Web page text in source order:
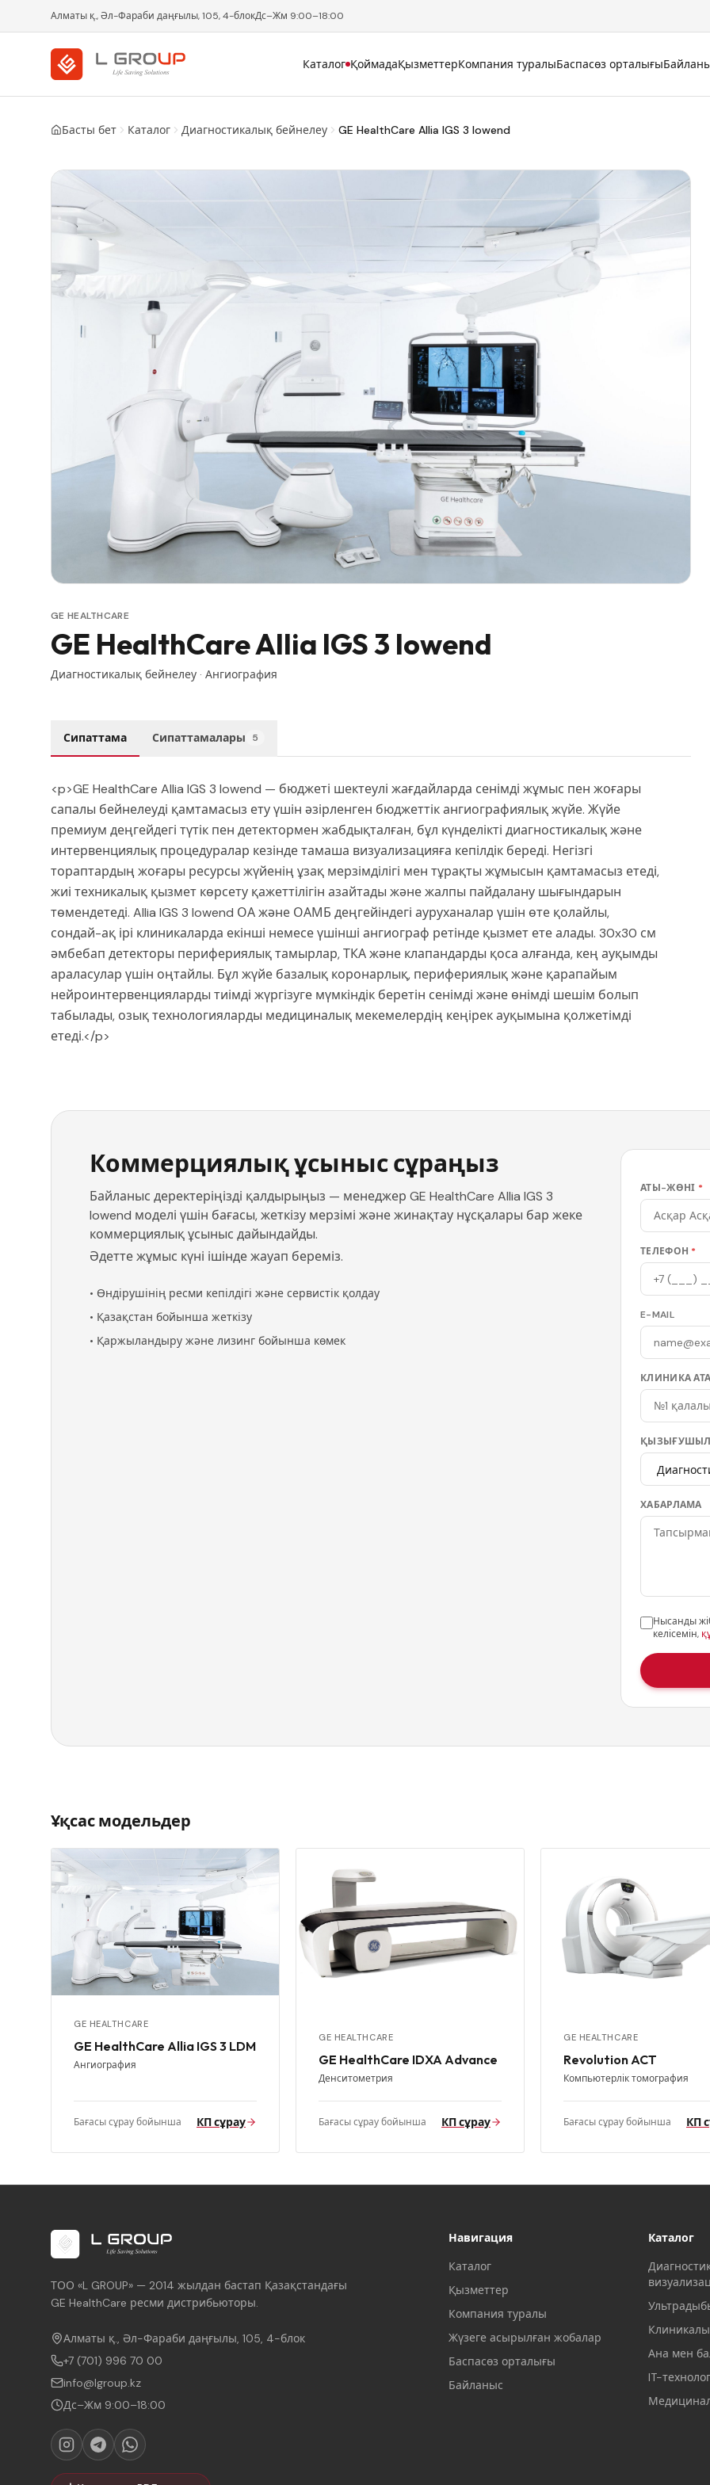
Алматы қ., Әл-Фараби даңғылы, 105, 4-блокДс–Жм 9:00–18:00
Каталог ҚоймадаҚызметтерКомпания туралыБаспасөз орталығы
Басты бет Каталог Диагностикалық бейнелеу GE HealthCare Allia IGS 3 lowend
GE HEALTHCARE
GE HealthCare Allia IGS 3 lowend
Диагностикалық бейнелеу · Ангиография
Сипаттама Сипаттамалары 5
<p>GE HealthCare Allia IGS 3 lowend — бюджеті шектеулі жағдайларда сенімді жұмыс пен жоғары
сапалы бейнелеуді қамтамасыз ету үшін әзірленген бюджеттік ангиографиялық жүйе. Жүйе
премиум деңгейдегі түтік пен детектормен жабдықталған, бұл күнделікті диагностикалық және
интервенциялық процедуралар кезінде тамаша визуализацияға кепілдік береді. Негізгі
тораптардың жоғары ресурсы жүйенің ұзақ мерзімділігі мен тұрақты жұмысын қамтамасыз етеді,
жиі техникалық қызмет көрсету қажеттілігін азайтады және жалпы пайдалану шығындарын
төмендетеді. Allia IGS 3 lowend ОА және ОАМБ деңгейіндегі ауруханалар үшін өте қолайлы,
сондай-ақ ірі клиникаларда екінші немесе үшінші ангиограф ретінде қызмет ете алады. 30x30 см
әмбебап детекторы перифериялық тамырлар, ТКА және клапандарды қоса алғанда, кең ауқымды
араласулар үшін оңтайлы. Бұл жүйе базалық коронарлық, перифериялық және қарапайым
нейроинтервенцияларды тиімді жүргізуге мүмкіндік беретін сенімді және өнімді шешім болып
табылады, озық технологияларды медициналық мекемелердің кеңірек ауқымына қолжетімді
етеді.</p>
Коммерциялық ұсыныс сұраңыз
Байланыс деректеріңізді қалдырыңыз — менеджер GE HealthCare Allia IGS 3
lowend моделі үшін бағасы, жеткізу мерзімі және жинақтау нұсқалары бар жеке
коммерциялық ұсыныс дайындайды.
Әдетте жұмыс күні ішінде жауап береміз.
• Өндірушінің ресми кепілдігі және сервистік қолдау
• Қазақстан бойынша жеткізу
• Қаржыландыру және лизинг бойынша көмек
АТЫ-ЖӨНІ *
ТЕЛЕФОН *
E-MAIL
КЛИНИКА
ХАБАРЛАМА
Нысанды
келісемін,
Ұқсас модельдер
GE HEALTHCARE
GE HealthCare Allia IGS 3 LDM
Ангиография
Бағасы сұрау бойынша КП сұрау
GE HEALTHCARE
GE HealthCare IDXA Advance
Денситометрия
Бағасы сұрау бойынша КП сұрау
GE HEALTHCARE
Revolution ACT
Компьютерлік томография
Бағасы сұрау бойынша КП
ТОО «L GROUP» — 2014 жылдан бастап Қазақстандағы
GE HealthCare ресми дистрибьюторы.
Алматы қ., Әл-Фараби даңғылы, 105, 4-блок
+7 (701) 996 70 00
info@lgroup.kz
Дс–Жм 9:00–18:00
Навигация
Каталог
Қызметтер
Компания туралы
Жүзеге асырылған жобалар
Баспасөз орталығы
Байланыс
Каталог
Ана мен
IT-